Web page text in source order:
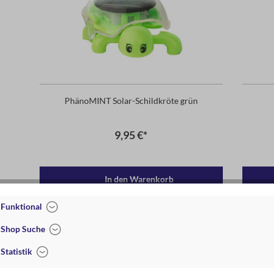
PhänoMINT Solar-Schildkröte grün
9,95 €*
In den Warenkorb
Funktional
Shop Suche
Statistik